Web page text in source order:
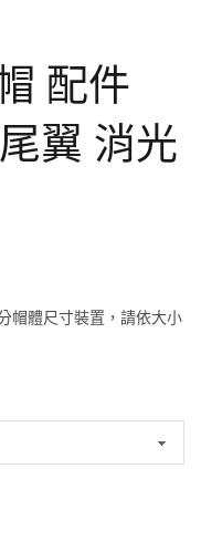
配件
翼 消光
帽體尺寸裝置，請依大小